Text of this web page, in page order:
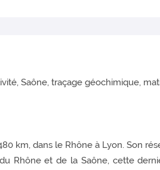
Saône, traçage géochimique,
km, dans le Rhône à Lyon. Son
Rhône et de la Saône, cette